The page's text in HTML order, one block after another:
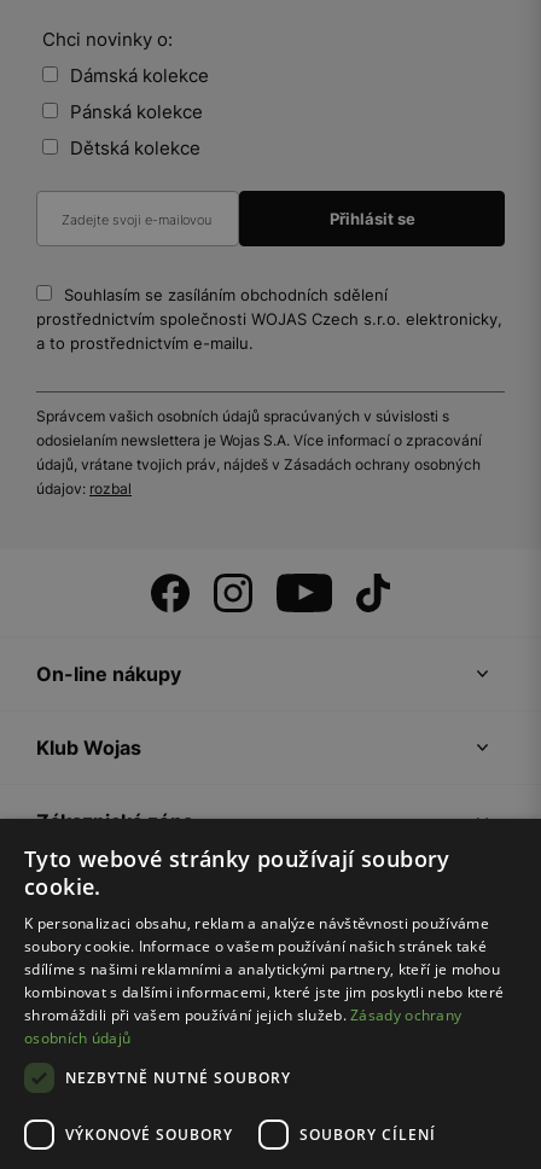
Chci novinky o:
Dámská kolekce
Pánská kolekce
Dětská kolekce
Souhlasím se zasíláním obchodních sdělení
prostřednictvím společnosti WOJAS Czech s.r.o. elektronicky,
a to prostřednictvím e-mailu.
Správcem vašich osobních údajů spracúvaných v súvislosti s
odosielaním newslettera je Wojas S.A. Více informací o zpracování
údajů, vrátane tvojich práv, nájdeš v Zásadách ochrany osobných
údajov: rozbal
On-line nákupy
Klub Wojas
Zákaznická zóna
Společnost Wojas
Rady
Tyto webové stránky používají soubory
cookie.
K personalizaci obsahu, reklam a analýze návštěvnosti používáme
soubory cookie. Informace o vašem používání našich stránek také
sdílíme s našimi reklamními a analytickými partnery, kteří je mohou
kombinovat s dalšími informacemi, které jste jim poskytli nebo které
shromáždili při vašem používání jejich služeb.Zásady ochrany
osobních údajů
NEZBYTNĚ NUTNÉ SOUBORY
VÝKONOVÉ SOUBORY SOUBORY CÍLENÍ